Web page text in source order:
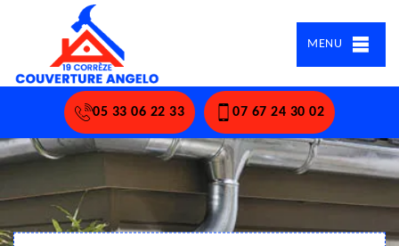
MENU
05 33 06 22 33 07 67 24 30 02